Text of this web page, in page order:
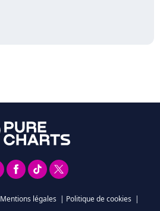
Mentions légales | Politique de cookies |